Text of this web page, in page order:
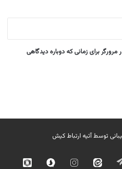
برای زمانی که دوباره دیدگاهی
توسطآتیه ارتباط کیش
تلگرام ایتا اینستاگرامسروش